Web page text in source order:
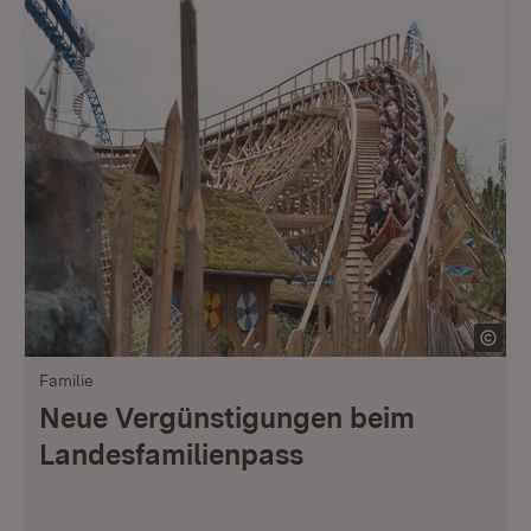
Familie
Neue Vergünstigungen beim
Landesfamilienpass